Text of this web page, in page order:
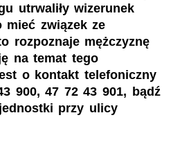
utrwaliły wizerunek
mieć związek ze
rozpoznaje mężczyznę
na temat tego
o kontakt telefoniczny
900, 47 72 43 901, bądź
przy ulicy